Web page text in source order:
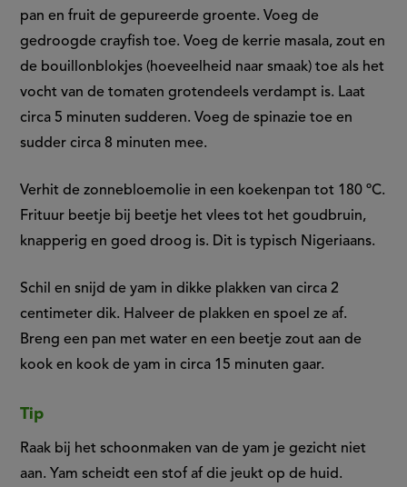
pan en fruit de gepureerde groente. Voeg de
gedroogde crayfish toe. Voeg de kerrie masala, zout en
de bouillonblokjes (hoeveelheid naar smaak) toe als het
vocht van de tomaten grotendeels verdampt is. Laat
circa 5 minuten sudderen. Voeg de spinazie toe en
sudder circa 8 minuten mee.
Verhit de zonnebloemolie in een koekenpan tot 180 ºC.
Frituur beetje bij beetje het vlees tot het goudbruin,
knapperig en goed droog is. Dit is typisch Nigeriaans.
Schil en snijd de yam in dikke plakken van circa 2
centimeter dik. Halveer de plakken en spoel ze af.
Breng een pan met water en een beetje zout aan de
kook en kook de yam in circa 15 minuten gaar.
Tip
Raak bij het schoonmaken van de yam je gezicht niet
aan. Yam scheidt een stof af die jeukt op de huid.